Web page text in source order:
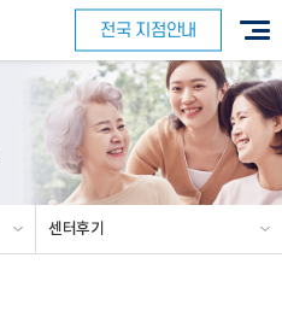
전국 지점안내
센터후기